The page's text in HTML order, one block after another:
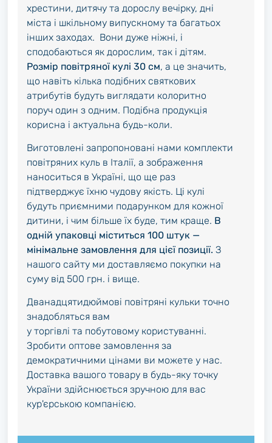
хрестини, дитячу та дорослу вечірку, дні
міста і шкільному випускному та багатьох
інших заходах. Вони дуже ніжні, і
сподобаються як дорослим, так і дітям.
Розмір повітряної кулі 30 см, а це значить,
що навіть кілька подібних святкових
атрибутів будуть виглядати колоритно
поруч один з одним. Подібна продукція
корисна і актуальна будь-коли.
Виготовлені запропоновані нами комплекти
повітряних куль в Італії, а зображення
наноситься в Україні, що ще раз
підтверджує їхню чудову якість. Ці кулі
будуть приємними подарунком для кожної
дитини, і чим більше їх буде, тим краще. В
одній упаковці міститься 100 штук —
мінімальне замовлення для цієї позиції. З
нашого сайту ми доставляємо покупки на
суму від 500 грн. і вище.
Дванадцятидюймові повітряні кульки точно
знадобляться вам
у торгівлі та побутовому користуванні.
Зробити оптове замовлення за
демократичними цінами ви можете у нас.
Доставка вашого товару в будь-яку точку
України здійснюється зручною для вас
кур'єрською компанією.